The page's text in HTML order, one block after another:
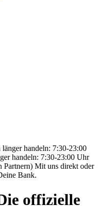
länger handeln: 7:30-23:00
handeln: 7:30-23:00 Uhr
Partnern) Mit uns direkt oder
Bank.
offizielle